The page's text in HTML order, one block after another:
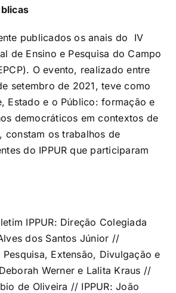
publicados os anais do IV
de Ensino e Pesquisa do Campo
O evento, realizado entre
setembro de 2021, teve como
Estado e o Público: formação e
democráticos em contextos de
constam os trabalhos de
do IPPUR que participaram
IPPUR: Direção Colegiada
dos Santos Júnior //
Extensão, Divulgação e
Werner e Lalita Kraus //
de Oliveira // IPPUR: João